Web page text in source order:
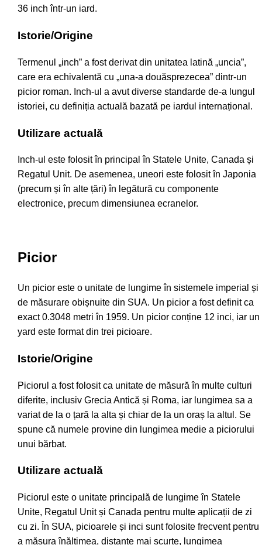
36 inch într-un iard.
Istorie/Origine
Termenul „inch” a fost derivat din unitatea latină „uncia”,
care era echivalentă cu „una-a douăsprezecea” dintr-un
picior roman. Inch-ul a avut diverse standarde de-a lungul
istoriei, cu definiția actuală bazată pe iardul internațional.
Utilizare actuală
Inch-ul este folosit în principal în Statele Unite, Canada și
Regatul Unit. De asemenea, uneori este folosit în Japonia
(precum și în alte țări) în legătură cu componente
electronice, precum dimensiunea ecranelor.
Picior
Un picior este o unitate de lungime în sistemele imperial și
de măsurare obișnuite din SUA. Un picior a fost definit ca
exact 0.3048 metri în 1959. Un picior conține 12 inci, iar un
yard este format din trei picioare.
Istorie/Origine
Piciorul a fost folosit ca unitate de măsură în multe culturi
diferite, inclusiv Grecia Antică și Roma, iar lungimea sa a
variat de la o țară la alta și chiar de la un oraș la altul. Se
spune că numele provine din lungimea medie a piciorului
unui bărbat.
Utilizare actuală
Piciorul este o unitate principală de lungime în Statele
Unite, Regatul Unit și Canada pentru multe aplicații de zi
cu zi. În SUA, picioarele și inci sunt folosite frecvent pentru
a măsura înălțimea, distanțe mai scurte, lungimea